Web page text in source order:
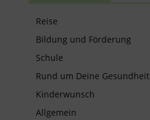
Reise
Bildung und Förderung
Schule
Rund um Deine Gesundheit
Kinderwunsch
Allgemein